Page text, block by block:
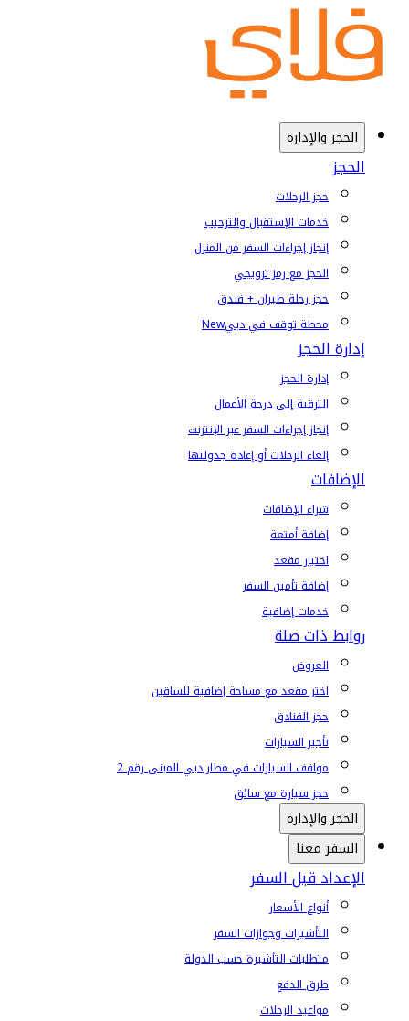
الحجز والإدارة
الحجز
حجز الرحلات
خدمات الإستقبال والترحيب
إنجاز إجراءات السفر من المنزل
الحجز مع رمز ترويجي
حجز رحلة طيران + فندق
محطة توقف في دبيNew
إدارة الحجز
إدارة الحجز
الترقية إلى درجة الأعمال
إنجاز إجراءات السفر عبر الإنترنت
إلغاء الرحلات أو إعادة جدولتها
الإضافات
شراء الإضافات
إضافة أمتعة
اختيار مقعد
إضافة تأمين السفر
خدمات إضافية
روابط ذات صلة
العروض
اختر مقعد مع مساحة إضافية للساقين
حجز الفنادق
تأجير السيارات
مواقف السيارات في مطار دبي المبنى رقم 2
حجز سيارة مع سائق
الحجز والإدارة
السفر معنا
الإعداد قبل السفر
أنواع الأسعار
التأشيرات وجوازات السفر
متطلبات التأشيرة حسب الدولة
طرق الدفع
مواعيد الرحلات